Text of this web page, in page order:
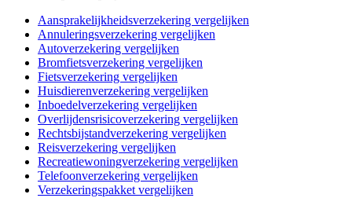
Aansprakelijkheidsverzekering vergelijken
Annuleringsverzekering vergelijken
Autoverzekering vergelijken
Bromfietsverzekering vergelijken
Fietsverzekering vergelijken
Huisdierenverzekering vergelijken
Inboedelverzekering vergelijken
Overlijdensrisicoverzekering vergelijken
Rechtsbijstandverzekering vergelijken
Reisverzekering vergelijken
Recreatiewoningverzekering vergelijken
Telefoonverzekering vergelijken
Verzekeringspakket vergelijken